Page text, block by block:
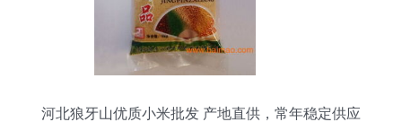
河北狼牙山优质小米批发 产地直供，常年稳定供应